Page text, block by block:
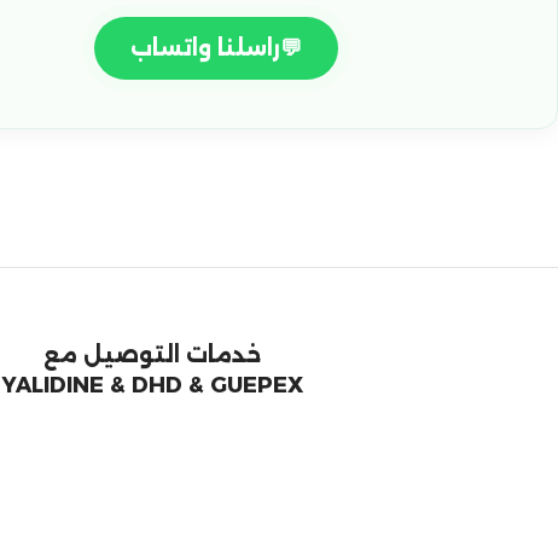
💬راسلنا واتساب
خدمات التوصيل مع
YALIDINE & DHD & GUEPEX